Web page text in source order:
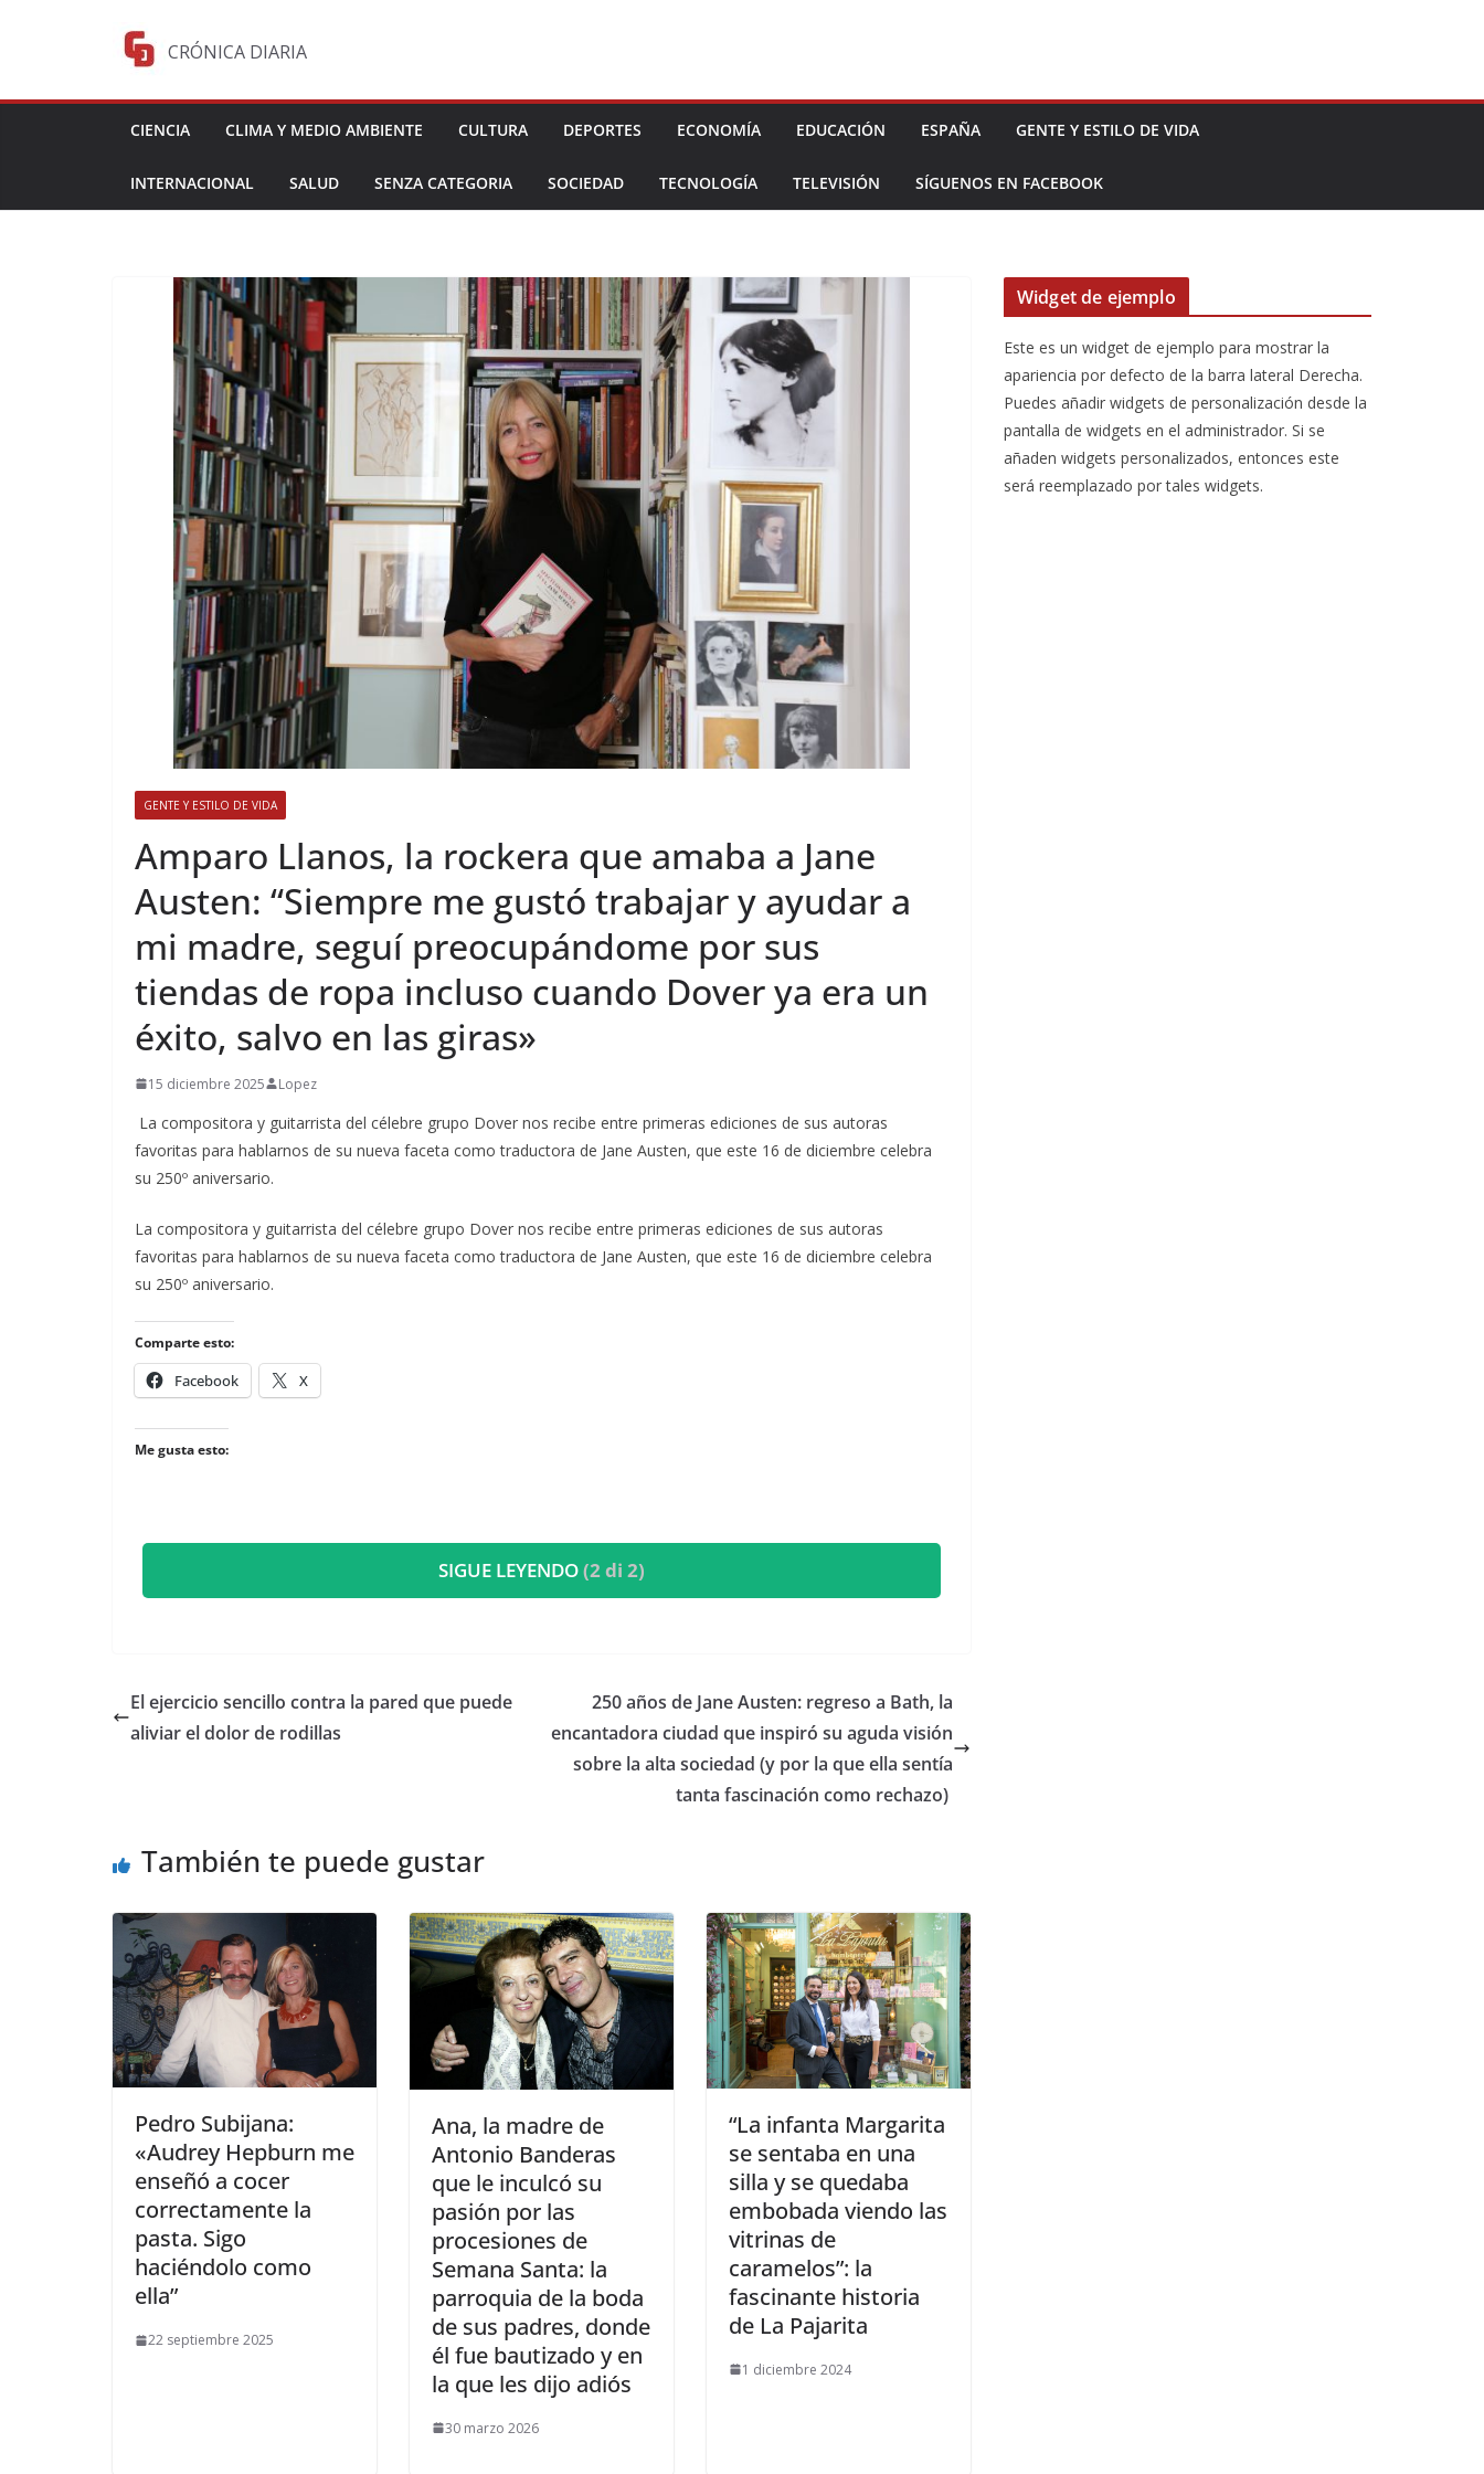
CRÓNICA DIARIA
CIENCIA CLIMA Y MEDIO AMBIENTE CULTURA DEPORTES ECONOMÍA EDUCACIÓN ESPAÑA GENTE Y ESTILO DE VIDA
INTERNACIONAL SALUD SENZA CATEGORIA SOCIEDAD TECNOLOGÍA TELEVISIÓN SÍGUENOS EN FACEBOOK
GENTE Y ESTILO DE VIDA
​Amparo Llanos, la rockera que amaba a Jane
Austen: “Siempre me gustó trabajar y ayudar a
mi madre, seguí preocupándome por sus
tiendas de ropa incluso cuando Dover ya era un
éxito, salvo en las giras»
15 diciembre 2025 Lopez
La compositora y guitarrista del célebre grupo Dover nos recibe entre primeras ediciones de sus autoras
favoritas para hablarnos de su nueva faceta como traductora de Jane Austen, que este 16 de diciembre celebra
su 250º aniversario.
​La compositora y guitarrista del célebre grupo Dover nos recibe entre primeras ediciones de sus autoras
favoritas para hablarnos de su nueva faceta como traductora de Jane Austen, que este 16 de diciembre celebra
su 250º aniversario.
Comparte esto:
Facebook X
Me gusta esto:
SIGUE LEYENDO(2 di 2)
El ejercicio sencillo contra la pared que puede
aliviar el dolor de rodillas
​250 años de Jane Austen: regreso a Bath, la
encantadora ciudad que inspiró su aguda visión
sobre la alta sociedad (y por la que ella sentía
tanta fascinación como rechazo)
También te puede gustar
​Pedro Subijana:
«Audrey Hepburn me
enseñó a cocer
correctamente la
pasta. Sigo
haciéndolo como
ella”
22 septiembre 2025
​Ana, la madre de
Antonio Banderas
que le inculcó su
pasión por las
procesiones de
Semana Santa: la
parroquia de la boda
de sus padres, donde
él fue bautizado y en
la que les dijo adiós
30 marzo 2026
​“La infanta Margarita
se sentaba en una
silla y se quedaba
embobada viendo las
vitrinas de
caramelos”: la
fascinante historia
de La Pajarita
1 diciembre 2024
Widget de ejemplo
Este es un widget de ejemplo para mostrar la
apariencia por defecto de la barra lateral Derecha.
Puedes añadir widgets de personalización desde la
pantalla de widgets en el administrador. Si se
añaden widgets personalizados, entonces este
será reemplazado por tales widgets.